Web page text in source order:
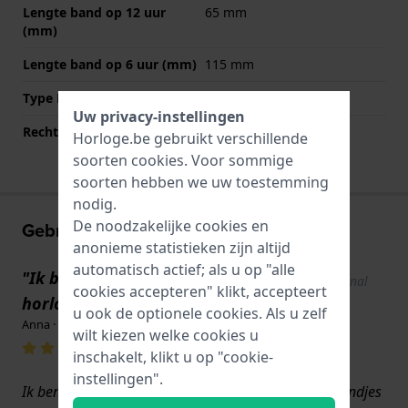
Lengte band op 12 uur
(mm)
65 mm
Lengte band op 6 uur (mm) 115 mm
Type Bevestiging
Rechte aanzet
Ja
Gebruikerservaringen
"Ik ben dol op mijn Citizen-
horloges"
Show original
text
Anna · 4 juli 2026
Ik ben erg tevreden over de vervangende horlogebandjes
Uw privacy-instellingen
Horloge.be gebruikt verschillende
soorten cookies. Voor sommige
soorten hebben we uw toestemming
nodig.
De noodzakelijke cookies en
anonieme statistieken zijn altijd
automatisch actief; als u op "alle
cookies accepteren" klikt, accepteert
u ook de optionele cookies. Als u zelf
wilt kiezen welke cookies u
inschakelt, klikt u op "cookie-
instellingen".